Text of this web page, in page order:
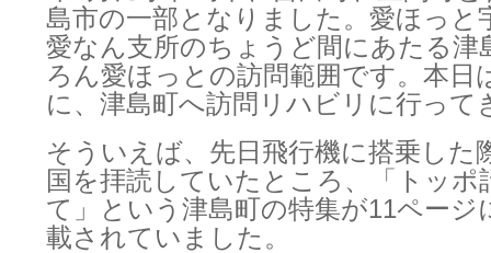
島市の一部となりました。愛ほっと
愛なん支所のちょうど間にあたる津
ろん愛ほっとの訪問範囲です。本日
に、津島町へ訪問リハビリに行って
そういえば、先日飛行機に搭乗した
国を拝読していたところ、「トッポ
て」という津島町の特集が11ページ
載されていました。